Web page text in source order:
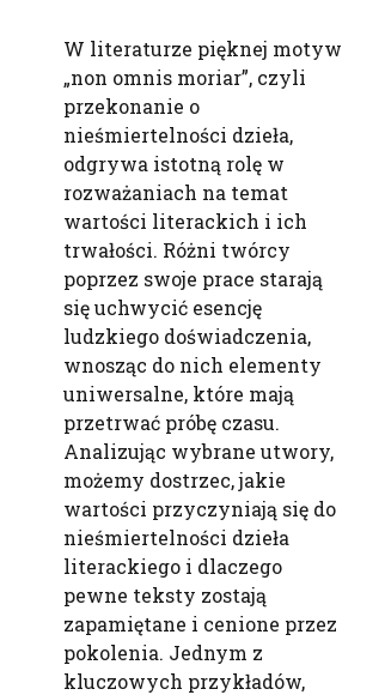
W literaturze pięknej motyw
„non omnis moriar”, czyli
przekonanie o
nieśmiertelności dzieła,
odgrywa istotną rolę w
rozważaniach na temat
wartości literackich i ich
trwałości. Różni twórcy
poprzez swoje prace starają
się uchwycić esencję
ludzkiego doświadczenia,
wnosząc do nich elementy
uniwersalne, które mają
przetrwać próbę czasu.
Analizując wybrane utwory,
możemy dostrzec, jakie
wartości przyczyniają się do
nieśmiertelności dzieła
literackiego i dlaczego
pewne teksty zostają
zapamiętane i cenione przez
pokolenia. Jednym z
kluczowych przykładów,